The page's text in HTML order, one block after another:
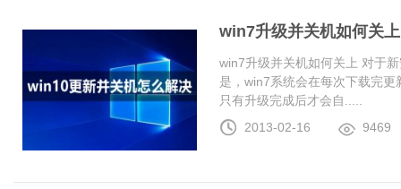
win7升级并关机如何关上
win7升级并关机如何关上 对于
是，win7系统会在每次下载完
只有升级完成后才会自.....
2013-02-16
9469